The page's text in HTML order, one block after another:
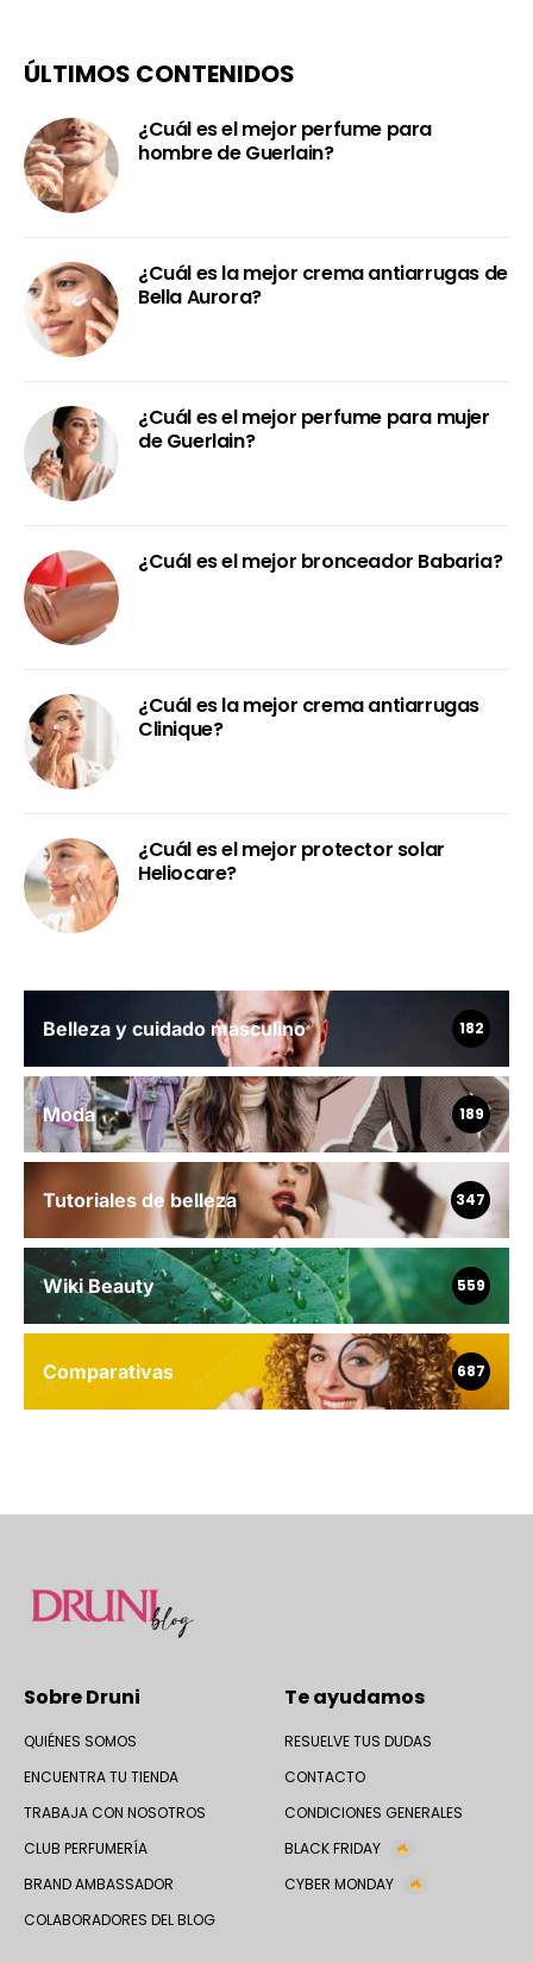
ÚLTIMOS CONTENIDOS
¿Cuál es el mejor perfume para
hombre de Guerlain?
¿Cuál es la mejor crema antiarrugas de
Bella Aurora?
¿Cuál es el mejor perfume para mujer
de Guerlain?
¿Cuál es el mejor bronceador Babaria?
¿Cuál es la mejor crema antiarrugas
Clinique?
¿Cuál es el mejor protector solar
Heliocare?
Belleza y cuidado masculino 182
Moda 189
Tutoriales de belleza 347
Wiki Beauty 559
Comparativas 687
Sobre Druni
QUIÉNES SOMOS
ENCUENTRA TU TIENDA
TRABAJA CON NOSOTROS
CLUB PERFUMERÍA
BRAND AMBASSADOR
COLABORADORES DEL BLOG
Te ayudamos
RESUELVE TUS DUDAS
CONTACTO
CONDICIONES GENERALES
BLACK FRIDAY
CYBER MONDAY